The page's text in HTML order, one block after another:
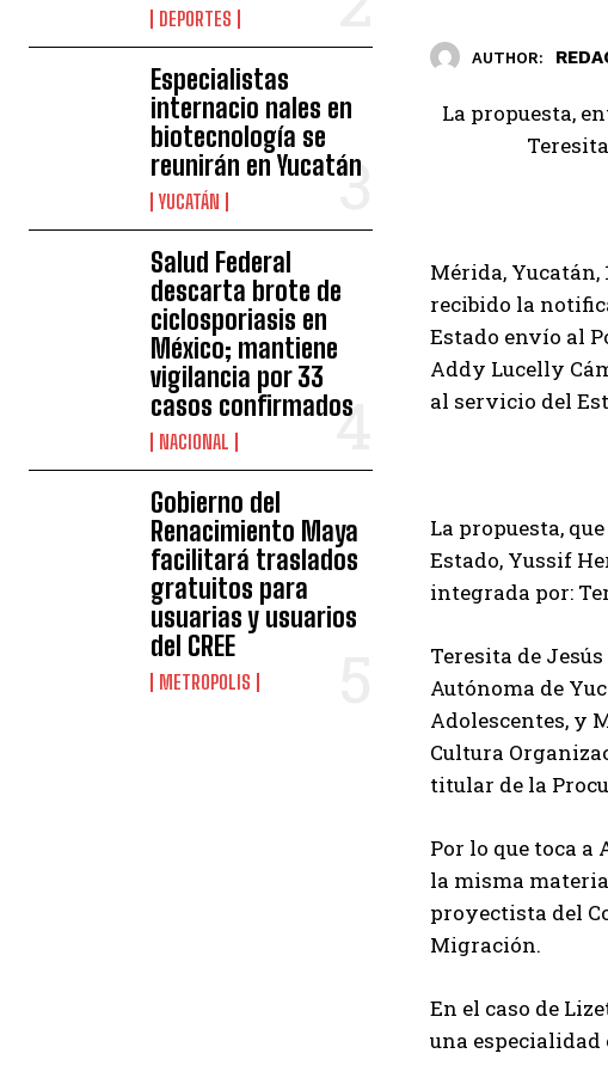
DEPORTES
Especialistas
internacio nales en
biotecnología se
reunirán en Yucatán
YUCATÁN
Salud Federal
descarta brote de
ciclosporiasis en
México; mantiene
vigilancia por 33
casos confirmados
NACIONAL
Gobierno del
Renacimiento Maya
facilitará traslados
gratuitos para
usuarias y usuarios
del CREE
METROPOLIS
AUTHOR:
La propuesta,
Mérida,
recibido la
Estado envío al
Addy Lucelly
al servicio del
La propuesta,
Estado, Yussif
integrada por:
Teresita de
Autónoma de
Adolescentes, y
Cultura
titular de la
Por lo que toca a
la misma
proyectista del
Migración.
En el caso de
una